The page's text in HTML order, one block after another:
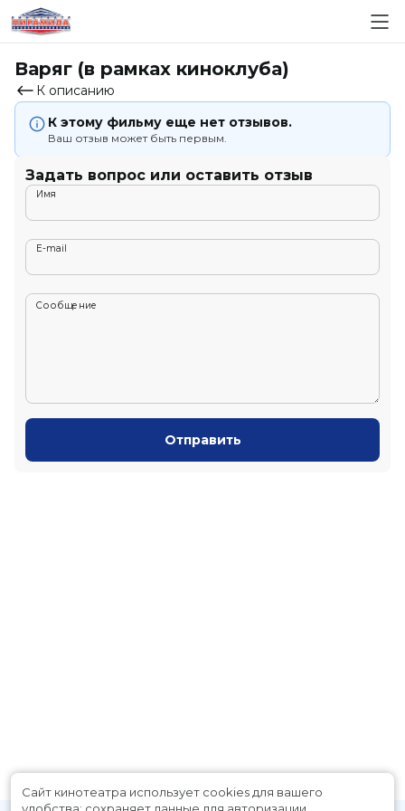
Варяг (в рамках киноклуба)
К описанию
К этому фильму еще нет отзывов.
Ваш отзыв может быть первым.
Задать вопрос или оставить отзыв
Имя
E-mail
Сообщение
Отправить
Сайт кинотеатра использует cookies для вашего